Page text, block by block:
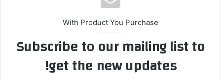
With Product You Purchase
Subscribe to our mailing list to
get the new updates!